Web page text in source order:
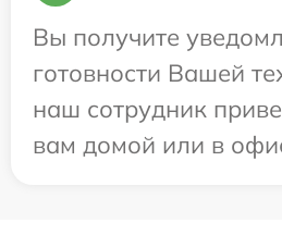
Вы получите
готовности Вашей
наш сотрудник
вам домой или в